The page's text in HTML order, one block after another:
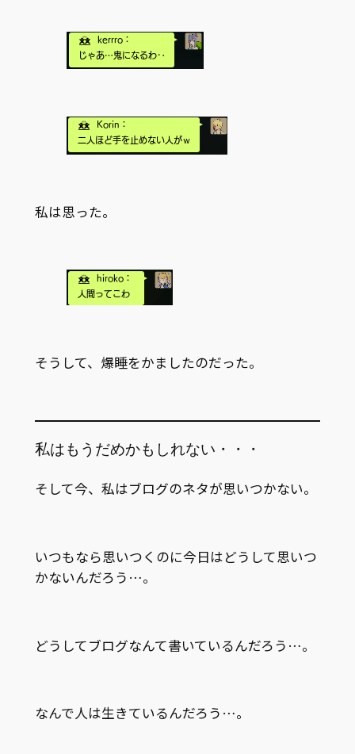
私は思った。
そうして、爆睡をかましたのだった。
私はもうだめかもしれない・・・
そして今、私はブログのネタが思いつかない。
いつもなら思いつくのに今日はどうして思いつ
かないんだろう…。
どうしてブログなんて書いているんだろう…。
なんで人は生きているんだろう…。